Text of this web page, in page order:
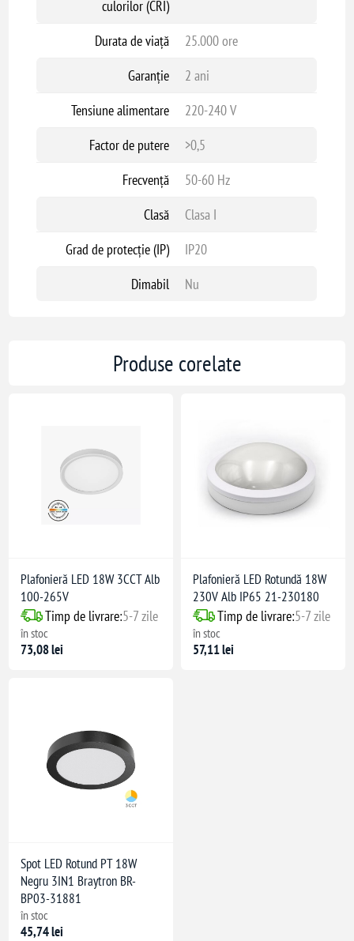
culorilor (CRI)
Durata de viață
25.000 ore
Garanție
2 ani
Tensiune alimentare
220-240 V
Factor de putere
>0,5
Frecvență
50-60 Hz
Clasă
Clasa I
Grad de protecție (IP)
IP20
Dimabil
Nu
Produse corelate
Plafonieră LED 18W 3CCT Alb
100-265V
Timp de livrare:5-7 zile
în stoc
73,08 lei
Plafonieră LED Rotundă 18W
230V Alb IP65 21-230180
Timp de livrare:5-7 zile
în stoc
57,11 lei
Spot LED Rotund PT 18W
Negru 3IN1 Braytron BR-
BP03-31881
în stoc
45,74 lei